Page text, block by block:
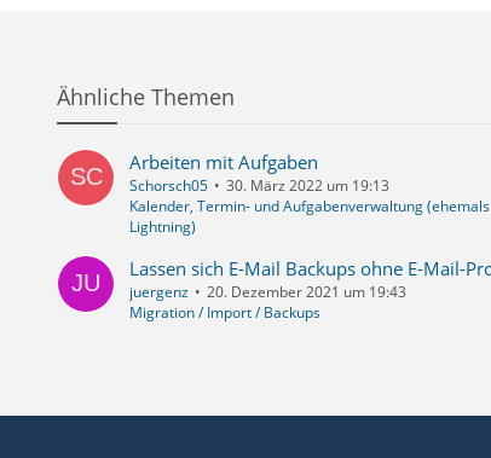
Ähnliche Themen
Arbeiten mit Aufgaben
Schorsch05
30. März 2022 um 19:13
Kalender, Termin- und Aufgabenverwaltung (ehemals
Lightning)
juergenz
20. Dezember 2021 um 19:43
Migration / Import / Backups